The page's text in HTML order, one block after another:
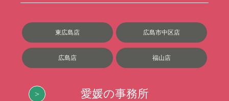
東広島店 広島市中区店
広島店 福山店
愛媛の事務所